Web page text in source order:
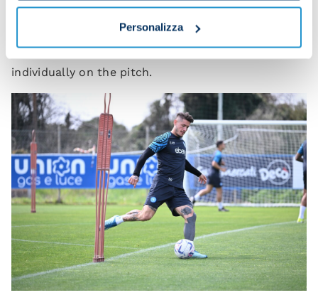
Personalizza
individually on the pitch.